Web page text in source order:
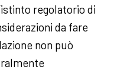
regolatorio di
da fare
non può